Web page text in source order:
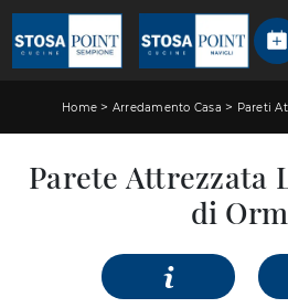
Home > Arredamento Casa > Pareti
Parete Attrezzata
di